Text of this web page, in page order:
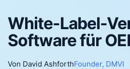
White-Label-
Software für
Von David AshforthFounder, DMVI